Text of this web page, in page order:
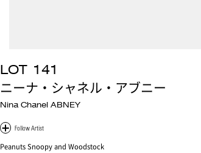
LOT 141
ニーナ・シャネル・アブニー
Nina Chanel ABNEY
Peanuts Snoopy and Woodstock